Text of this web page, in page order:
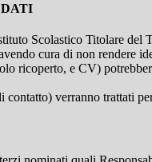
Scolastico Titolare
cura di non
ricoperto, e CV)
verranno trattati